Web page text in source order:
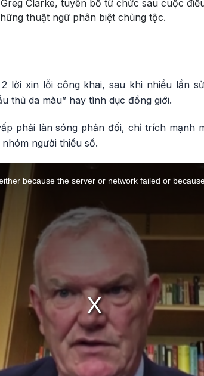
Clarke, tuyên bố từ chức sau cuộc
thuật ngữ phân biệt chủng tộc.
lời xin lỗi công khai, sau khi nhiều lần
thủ da màu” hay tình dục đồng giới.
phải làn sóng phản đối, chỉ trích mạnh
người thiểu số.
because the server or network failed or